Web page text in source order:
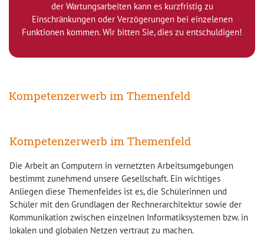
der Wartungsarbeiten kann es kurzfristig zu
Einschränkungen oder Verzögerungen bei einzelenen
Funktionen kommen. Wir bitten Sie, dies zu entschuldigen!
Kompetenzerwerb im Themenfeld
Kompetenzerwerb im Themenfeld
Die Arbeit an Computern in vernetzten Arbeitsumgebungen
bestimmt zunehmend unsere Gesellschaft. Ein wichtiges
Anliegen diese Themenfeldes ist es, die Schülerinnen und
Schüler mit den Grundlagen der Rechnerarchitektur sowie der
Kommunikation zwischen einzelnen Informatiksystemen bzw. in
lokalen und globalen Netzen vertraut zu machen.